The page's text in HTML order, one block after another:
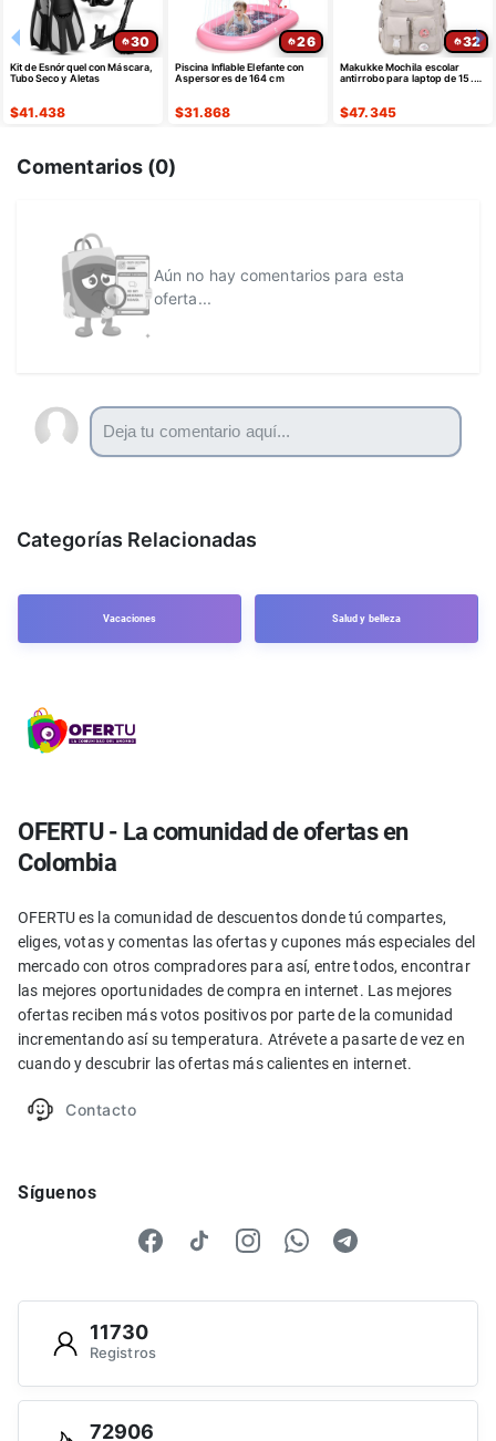
30
Kit de Esnórquel con Máscara,
Tubo Seco y Aletas
$41.438
26
Piscina Inflable Elefante con
Aspersores de 164 cm
$31.868
32
Makukke Mochila escolar
antirrobo para laptop de 15.6"
$47.345
Comentarios (0)
Aún no hay comentarios para esta
oferta...
Categorías Relacionadas
Vacaciones Salud y belleza
OFERTU - La comunidad de ofertas en
Colombia
OFERTU es la comunidad de descuentos donde tú compartes,
eliges, votas y comentas las ofertas y cupones más especiales del
mercado con otros compradores para así, entre todos, encontrar
las mejores oportunidades de compra en internet. Las mejores
ofertas reciben más votos positivos por parte de la comunidad
incrementando así su temperatura. Atrévete a pasarte de vez en
cuando y descubrir las ofertas más calientes en internet.
Contacto
Síguenos
11730
Registros
72906